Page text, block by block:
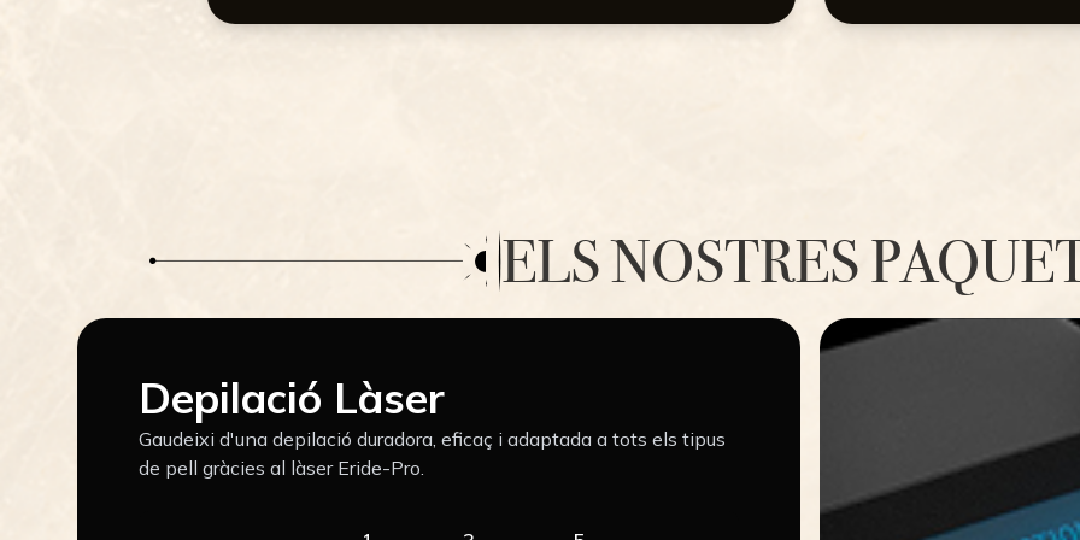
ELS NOSTRES
Depilació Làser
Gaudeixi d'una depilació duradora, eficaç i adaptada a tots els tipus
de pell gràcies al làser Eride-Pro.